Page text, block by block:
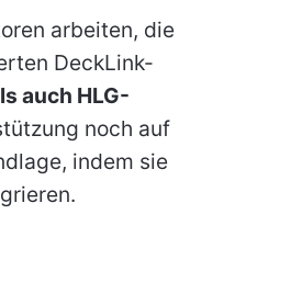
arbeiten, die
DeckLink-
auch HLG-
noch auf
indem sie